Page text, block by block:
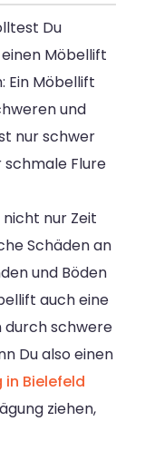
Du
Möbellift
Ein Möbellift
und
nur schwer
Flure
nur Zeit
Schäden an
und Böden
auch eine
durch schwere
Du also einen
in Bielefeld
ziehen,